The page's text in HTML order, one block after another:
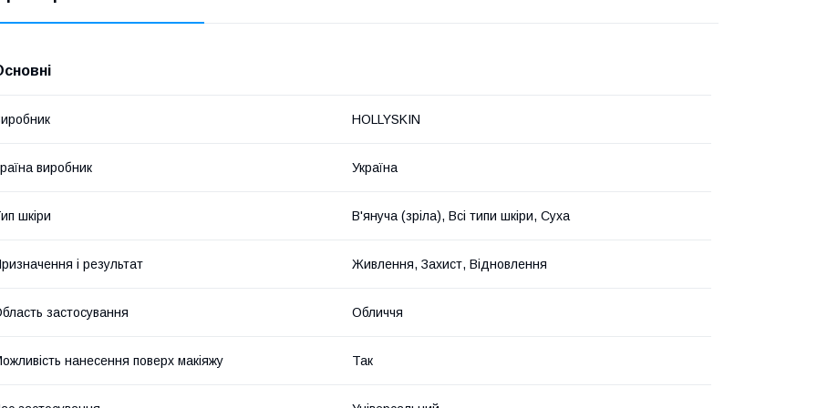
HOLLYSKIN
виробник Україна
шкіри В'януча (зріла), Всі типи шкіри, Суха
і результат Живлення, Захист, Відновлення
застосування Обличчя
нанесення поверх макіяжу Так